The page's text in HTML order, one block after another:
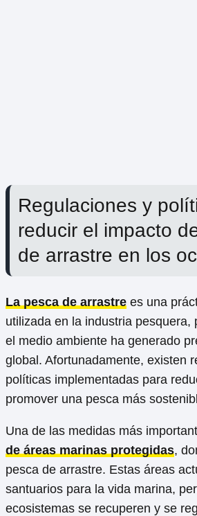
Regulaciones y
reducir el impacto
de arrastre en los
La pesca de arrastre es una
utilizada en la industria pesquera,
el medio ambiente ha generado
global. Afortunadamente, existen
políticas implementadas para
promover una pesca más
Una de las medidas más
de áreas marinas protegidas,
pesca de arrastre. Estas áreas
santuarios para la vida marina,
ecosistemas se recuperen y se